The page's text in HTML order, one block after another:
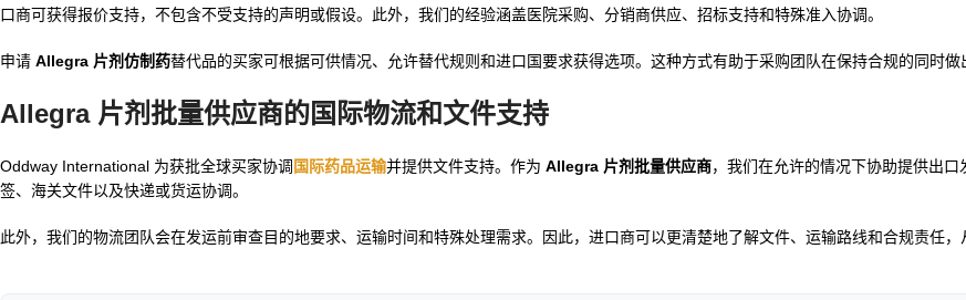
口商可获得报价支持，不包含不受支持的声明或假设。此外，我们的经验涵盖医院采购、分销商供应、招标支持和特殊准入协调。
申请 Allegra 片剂仿制药替代品的买家可根据可供情况、允许替代规则和进口国要求获得选项。这种方式有助于采购团队在保持合规的同时做
Allegra 片剂批量供应商的国际物流和文件支持
Oddway International 为获批全球买家协调国际药品运输并提供文件支持。作为 Allegra 片剂批量供应商，我们在允许的情况下协助提供出
签、海关文件以及快递或货运协调。
此外，我们的物流团队会在发运前审查目的地要求、运输时间和特殊处理需求。因此，进口商可以更清楚地了解文件、运输路线和合规责任，